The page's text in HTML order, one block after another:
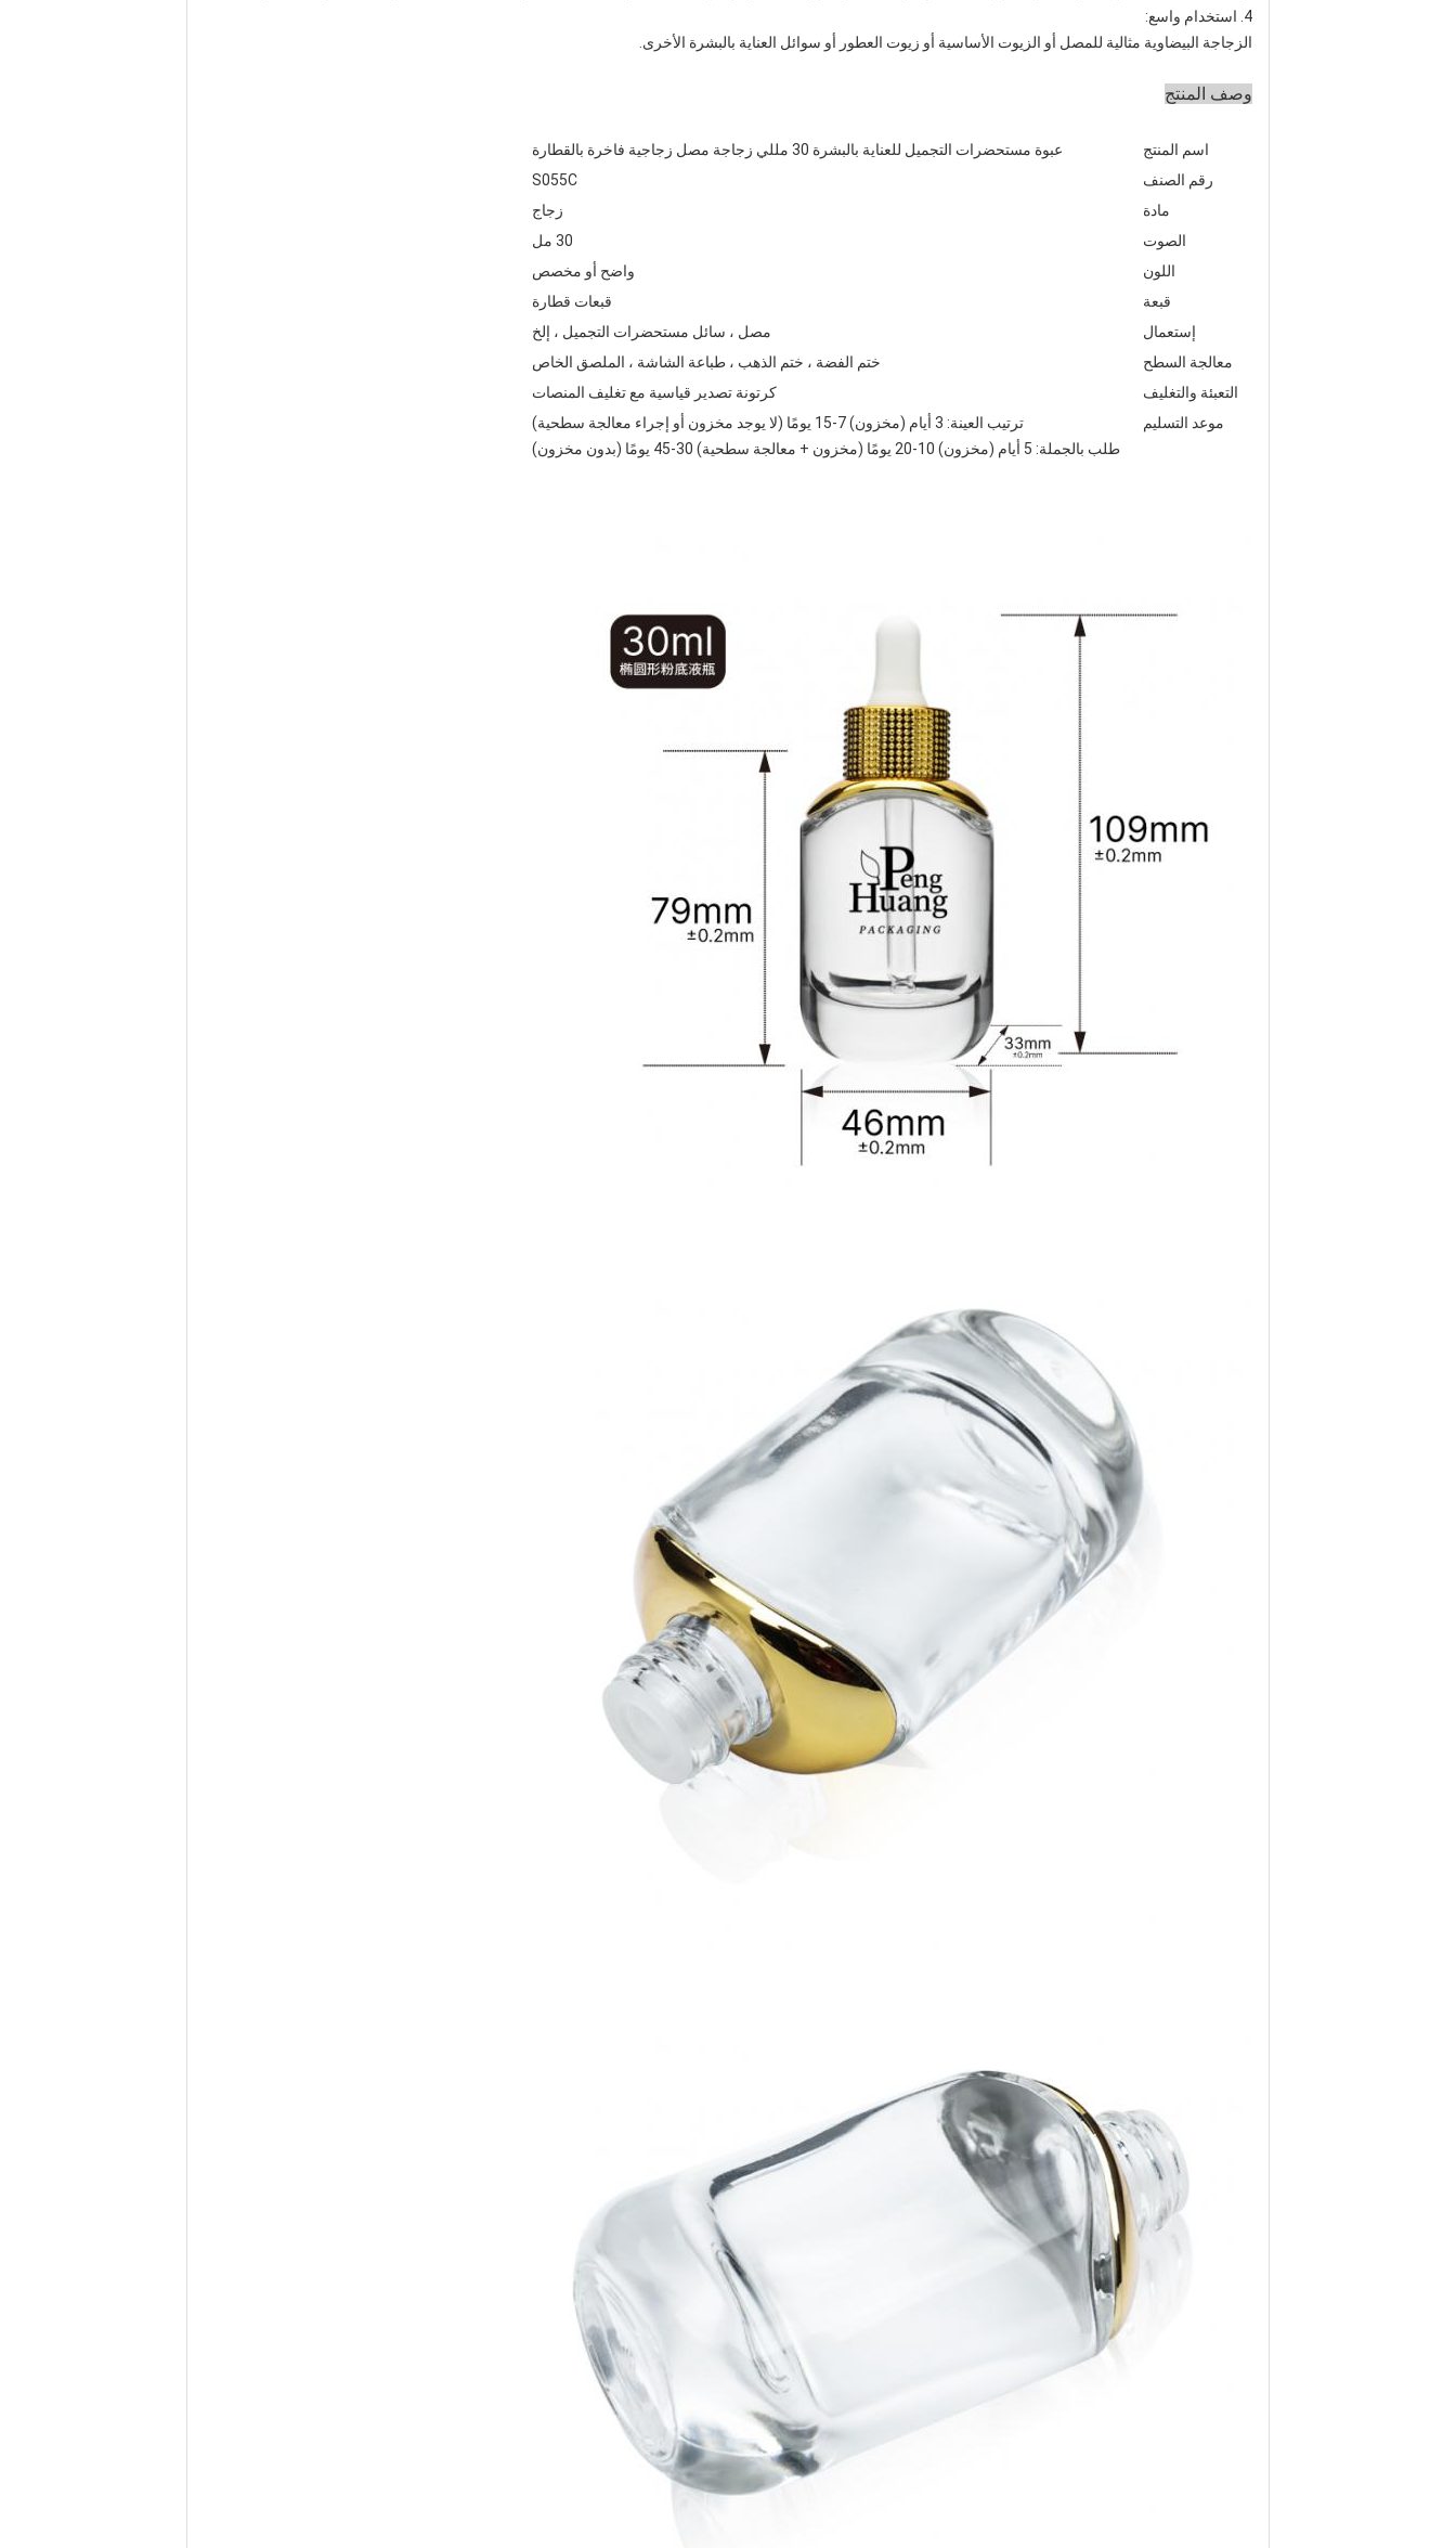
4. استخدام واسع:
الزجاجة البيضاوية مثالية للمصل أو الزيوت الأساسية أو زيوت العطور أو سوائل العناية بالبشرة الأخرى.
وصف المنتج
اسم المنتج
عبوة مستحضرات التجميل للعناية بالبشرة 30 مللي زجاجة مصل زجاجية فاخرة بالقطارة
رقم الصنف
S055C
مادة
زجاج
الصوت
30 مل
اللون
واضح أو مخصص
قبعة
قبعات قطارة
إستعمال
مصل ، سائل مستحضرات التجميل ، إلخ
معالجة السطح
ختم الفضة ، ختم الذهب ، طباعة الشاشة ، الملصق الخاص
التعبئة والتغليف
كرتونة تصدير قياسية مع تغليف المنصات
موعد التسليم
ترتيب العينة: 3 أيام (مخزون) 7-15 يومًا (لا يوجد مخزون أو إجراء معالجة سطحية)
طلب بالجملة: 5 أيام (مخزون) 10-20 يومًا (مخزون + معالجة سطحية) 30-45 يومًا (بدون مخزون)